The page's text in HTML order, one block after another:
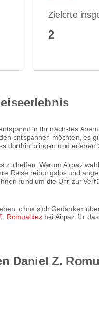
Zielorte
2
in Ihr nächstes
entspannen möchten, es
dorthin bringen und erleben
zu helfen. Warum Airpaz
Reise reibungslos und
rund um die Uhr zur
ohne sich Gedanken
Romualdezbei Airpaz für
Daniel Z.